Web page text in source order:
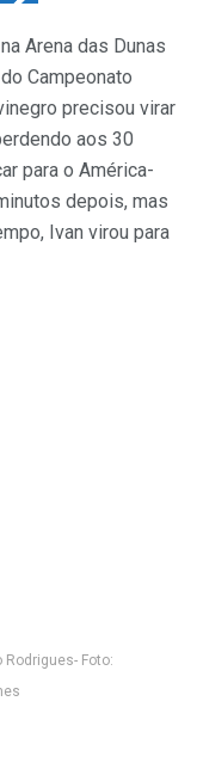
Arena das Dunas
Campeonato
precisou virar
aos 30
para o América-
depois, mas
Ivan virou para
Rodrigues- Foto: